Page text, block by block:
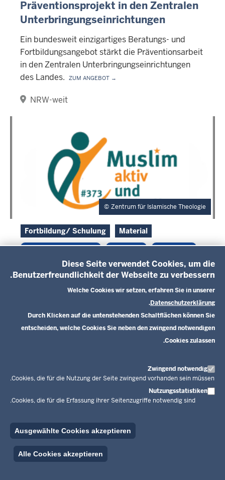
Diese Seite verwendet Cookies, um die
Benutzerfreundlichkeit der Webseite zu verbessern.
Welche Cookies wir setzen, erfahren Sie in unserer
Datenschutzerklärung
.
Durch Klicken auf die untenstehenden Schaltflächen können Sie
entscheiden, welche Cookies Sie neben den zwingend notwendigen
Cookies zulassen.
Zwingend notwendig
Cookies, die für die Nutzung der Seite zwingend vorhanden sein müssen.
Nutzungsstatistiken
Cookies, die für die Erfassung ihrer Seitenzugriffe notwendig sind.
Ausgewählte Cookies akzeptieren
Alle Cookies akzeptieren
Präventionsprojekt in den Zentralen
Unterbringungseinrichtungen
Ein bundesweit einzigartiges Beratungs- und
Fortbildungsangebot stärkt die Präventionsarbeit
in den Zentralen Unterbringungseinrichtungen
des Landes. Zum Angebot →
NRW-weit
Zentrum für Islamische Theologie
Fortbildung/ Schulung
Material
Kinder/ Jugendliche
Netzwerk Pädagogik
Projekt „Muslim aktiv und weltoffen"
Das Projekt ist eine digitale Bildungs- und
Aufklärungsplattform. Über soziale Medien und
eine eigene Website werden kreative, lebensnahe